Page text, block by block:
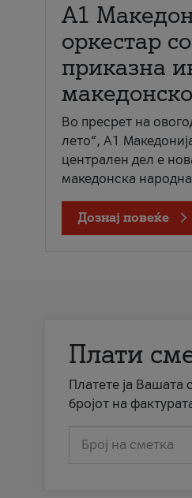
А1
оркестар
приказна
Во пресрет на
лето“, А1
централен дел е
македонска
Дознај повеќе
Плати
Платете ја Вашата
бројот на
Број на сметка